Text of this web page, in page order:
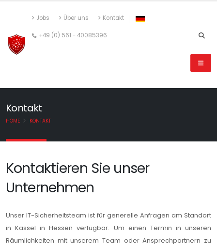
Jobs Über uns Kontakt
+49 (0) 561 - 40085396
Kontakt
HOME KONTAKT
Kontaktieren Sie unser
Unternehmen
Unser IT-Sicherheitsteam ist für generelle Anfragen am Standort
in Kassel in Hessen verfügbar. Um einen Termin in unseren
Räumlichkeiten mit unserem Team oder Ansprechpartnern zu